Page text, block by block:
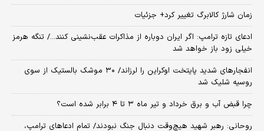
زمان شارژ کالابرگ تغییر کرد+ جزئیات
ادعای تازه ترامپ: اگر ایران دوباره از مذاکرات عقب‌نشینی کنند.../ تنگه هرمز
خیلی زود باز خواهد شد
انفجارهای شدید پایتخت اوکراین را لرزاند/ ۳۰ موشک بالستیک از سوی
روسیه شلیک شد
چرا قبض آب و برق خرداد و تیر ماه ۳ تا ۴ برابر شده است؟
روحانی: رهبر شهید هیچ‌وقت دنبال جنگ نبودند/ تمام ادعاهای ترامپ،